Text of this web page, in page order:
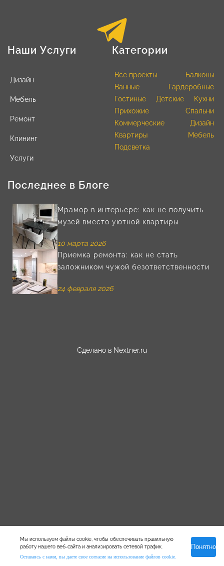
Наши Услуги
Дизайн
Мебель
Ремонт
Клининг
Услуги
Категории
Все проекты
Балконы
Ванные
Гардеробные
Гостиные
Детские
Кухни
Прихожие
Спальни
Коммерческие
Дизайн
Квартиры
Мебель
Подсветка
Последнее в Блоге
Мрамор в интерьере: как не получить
музей вместо уютной квартиры
10 марта 2026
Приемка ремонта: как не стать
заложником чужой безответственности
24 февраля 2026
Сделано в Nextner.ru
Мы используем файлы cookie, чтобы обеспечивать правильную
работу нашего веб-сайта и анализировать сетевой трафик.
Оставаясь с нами, вы даете свое согласие на использование файлов cookie.
Понятно